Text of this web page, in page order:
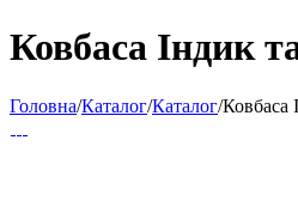
Ковбаса Індик
Головна/Каталог/Каталог/Ковбаса